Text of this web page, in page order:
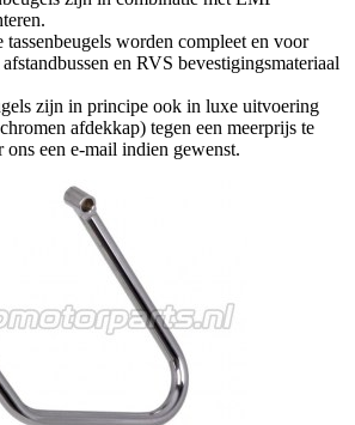
worden compleet en voor
en RVS bevestigingsmateriaal
zijn in principe ook in luxe uitvoering
afdekkap) tegen een meerprijs te
een e-mail indien gewenst.